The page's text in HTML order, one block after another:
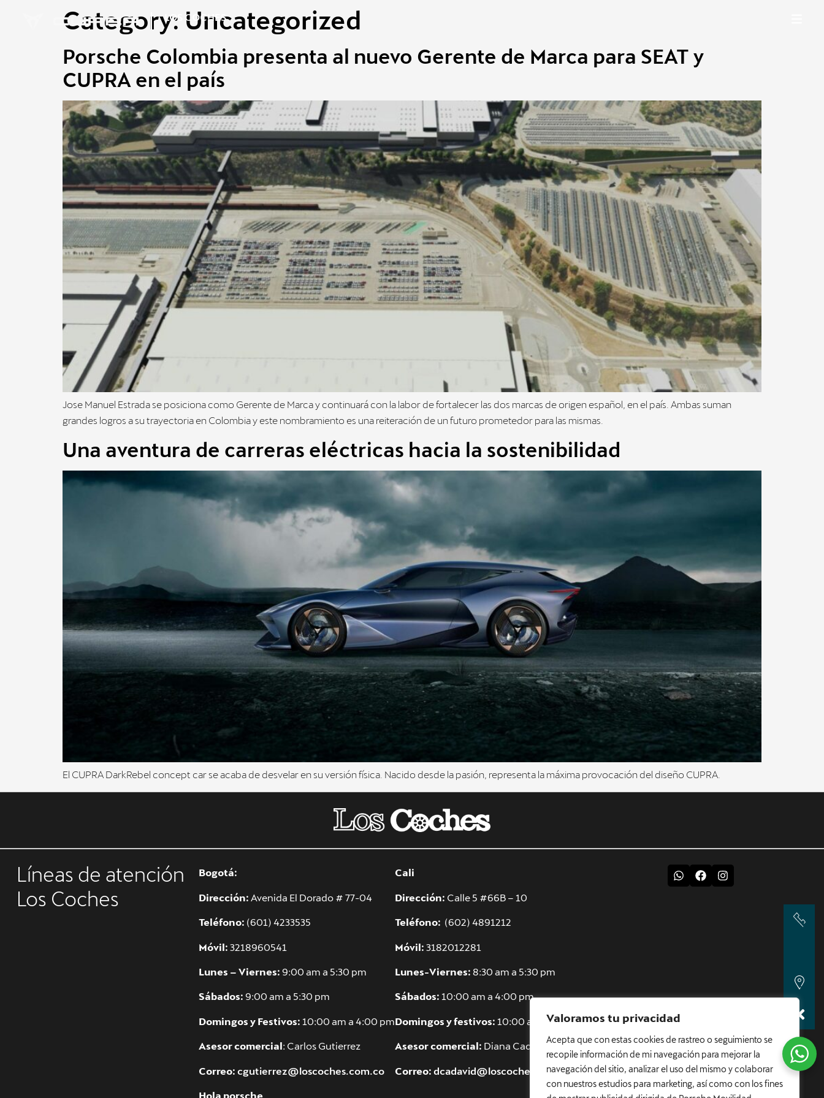
Valoramos tu privacidad
Acepta que con estas cookies de rastreo o seguimiento se
recopile información de mi navegación para mejorar la
navegación del sitio, analizar el uso del mismo y colaborar
con nuestros estudios para marketing, así como con los fines
LOS COCHES
Category: Uncategorized
Porsche Colombia presenta al nuevo Gerente de Marca para SEAT y
CUPRA en el país
Jose Manuel Estrada se posiciona como Gerente de Marca y continuará con la labor de fortalecer las dos marcas de origen español, en el país. Ambas suman
grandes logros a su trayectoria en Colombia y este nombramiento es una reiteración de un futuro prometedor para las mismas.
Una aventura de carreras eléctricas hacia la sostenibilidad
El CUPRA DarkRebel concept car se acaba de desvelar en su versión física. Nacido desde la pasión, representa la máxima provocación del diseño CUPRA.
Líneas de atención
Los Coches
Bogotá:
Dirección: Avenida El Dorado # 77-04
Teléfono: (601) 4233535
Móvil: 3218960541
Lunes – Viernes: 9:00 am a 5:30 pm
Sábados: 9:00 am a 5:30 pm
Domingos y Festivos: 10:00 am a 4:00 pm
Asesor comercial: Carlos Gutierrez
Correo: cgutierrez@loscoches.com.co
Hola porsche
Cali
Dirección: Calle 5 #66B – 10
Teléfono: (602) 4891212
Móvil: 3182012281
Lunes-Viernes: 8:30 am a 5:30 pm
Sábados: 10:00 am a 4:00 pm
Domingos y festivos: 10:00 am a 4:00 pm
Asesor comercial: Diana Cadavid
Correo: dcadavid@loscoches.com.co